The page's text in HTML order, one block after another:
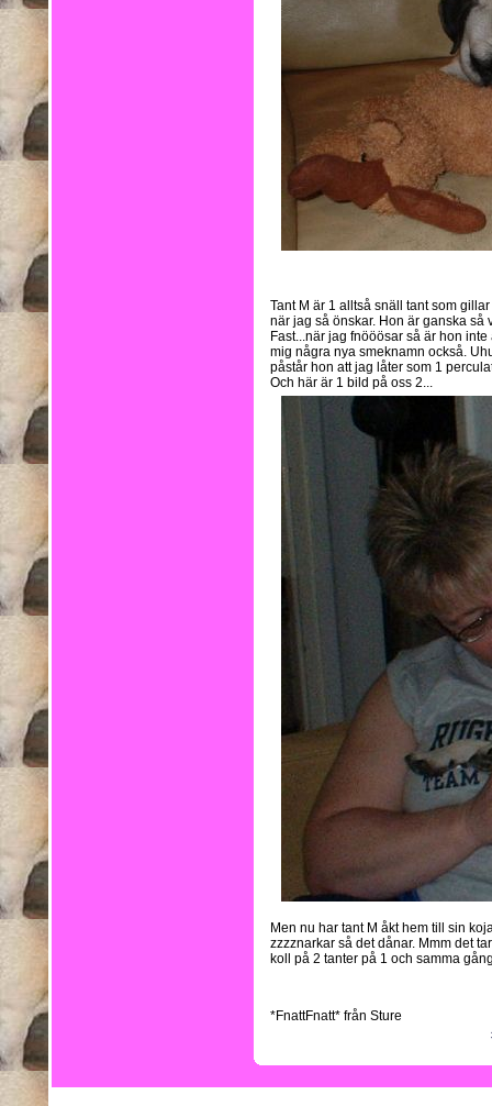
Tant M är 1 alltså snäll tant som
när jag så önskar. Hon är ganska så
Fast...när jag fnööösar så är hon
mig några nya smeknamn också.
påstår hon att jag låter som 1
Och här är 1 bild på oss 2...
Men nu har tant M åkt hem till sin
zzzznarkar så det dånar. Mmm det
koll på 2 tanter på 1 och samma
*FnattFnatt* från Sture